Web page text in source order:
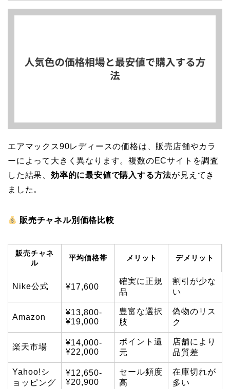
エアマックス90レディースの価格は、販売店舗やカラ
ーによって大きく異なります。複数のECサイトを調査
した結果、 効率的に最安値で購入する方法が見えてき
ました。
販売チャネル別価格比較
販売チャネ
ル
平均価格帯 メリット デメリット
Nike公式 ¥17,600
確実に正規
品
割引が少な
い
Amazon
¥13,800-
¥19,000
豊富な選択
肢
偽物のリス
ク
楽天市場
¥14,000-
¥22,000
ポイント還
元
店舗により
品質差
Yahoo!シ
ョッピング
¥12,650-
¥20,900
セール頻度
高
在庫切れが
多い